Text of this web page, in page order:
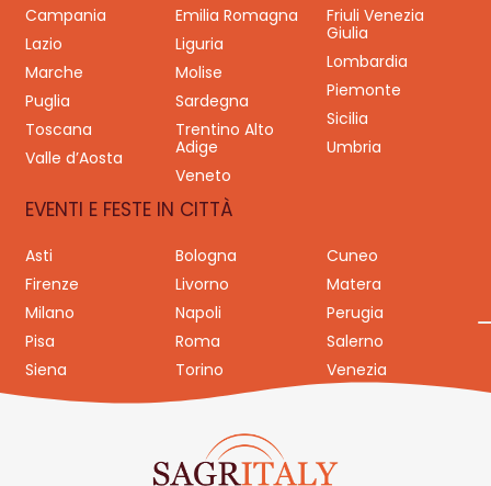
Campania
Emilia Romagna
Friuli Venezia
Giulia
Lazio
Liguria
Lombardia
Marche
Molise
Piemonte
Puglia
Sardegna
Sicilia
Toscana
Trentino Alto
Adige
Umbria
Valle d’Aosta
Veneto
EVENTI E FESTE IN CITTÀ
Asti Bologna
Cuneo
Firenze
Livorno
Matera
Milano
Napoli
Perugia
Pisa
Roma
Salerno
Siena
Torino Venezia